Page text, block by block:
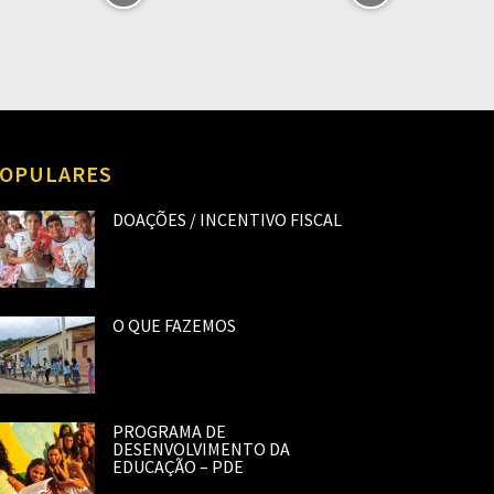
DOAÇÕES / INCENTIVO FISCAL
O QUE FAZEMOS
PROGRAMA DE
DESENVOLVIMENTO DA
EDUCAÇÃO – PDE